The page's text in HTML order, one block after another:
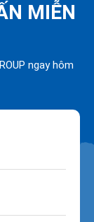
MIỄN
ngay hôm